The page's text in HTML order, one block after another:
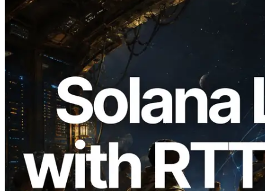
2026.08.05
ERPC 擴展 Solana Leader Slot API：新
增全球 7 個區域的 Ping 測量 —